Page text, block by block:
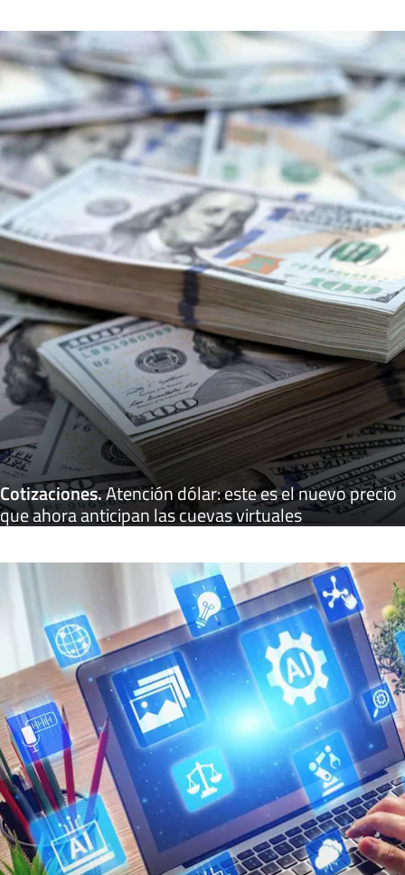
Cotizaciones.Atención dólar: este es el nuevo precio
que ahora anticipan las cuevas virtuales